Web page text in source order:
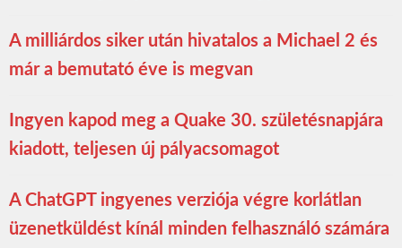
A milliárdos siker után hivatalos a Michael 2 és
már a bemutató éve is megvan
Ingyen kapod meg a Quake 30. születésnapjára
kiadott, teljesen új pályacsomagot
A ChatGPT ingyenes verziója végre korlátlan
üzenetküldést kínál minden felhasználó számára